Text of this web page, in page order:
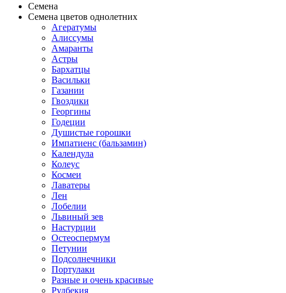
Семена
Семена цветов однолетних
Агератумы
Алиссумы
Амаранты
Астры
Бархатцы
Васильки
Газании
Гвоздики
Георгины
Годеции
Душистые горошки
Импатиенс (бальзамин)
Календула
Колеус
Космеи
Лаватеры
Лен
Лобелии
Львиный зев
Настурции
Остеоспермум
Петунии
Подсолнечники
Портулаки
Разные и очень красивые
Рудбекия